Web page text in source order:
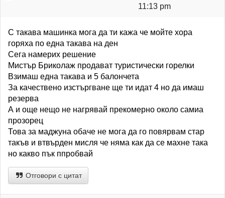
11:13 pm
С такава машинка мога да ти кажа че мойте хора
горяха по една такава на ден
Сега намерих решение
Мистър Бриколаж продават туристически горелки
Взимаш една такава и 5 балончета
За качествено изстъргване ще ти идат 4 но да имаш
резерва
А и още нещо не нагрявай прекомерно около самиа
прозорец
Това за маджуна обаче не мога да го повярвам стар
такъв и втвърден мисля че няма как да се махне така
но какво пък ппробвай
Отговори с цитат